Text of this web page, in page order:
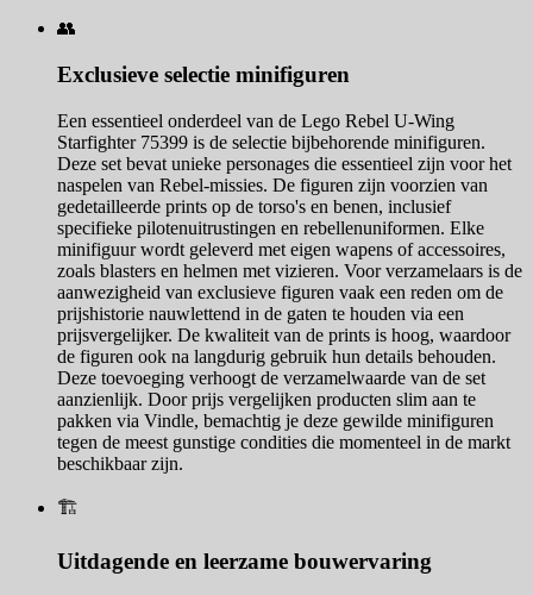
👥
Exclusieve selectie minifiguren
Een essentieel onderdeel van de Lego Rebel U-Wing
Starfighter 75399 is de selectie bijbehorende minifiguren.
Deze set bevat unieke personages die essentieel zijn voor het
naspelen van Rebel-missies. De figuren zijn voorzien van
gedetailleerde prints op de torso's en benen, inclusief
specifieke pilotenuitrustingen en rebellenuniformen. Elke
minifiguur wordt geleverd met eigen wapens of accessoires,
zoals blasters en helmen met vizieren. Voor verzamelaars is de
aanwezigheid van exclusieve figuren vaak een reden om de
prijshistorie nauwlettend in de gaten te houden via een
prijsvergelijker. De kwaliteit van de prints is hoog, waardoor
de figuren ook na langdurig gebruik hun details behouden.
Deze toevoeging verhoogt de verzamelwaarde van de set
aanzienlijk. Door prijs vergelijken producten slim aan te
pakken via Vindle, bemachtig je deze gewilde minifiguren
tegen de meest gunstige condities die momenteel in de markt
beschikbaar zijn.
🏗️
Uitdagende en leerzame bouwervaring